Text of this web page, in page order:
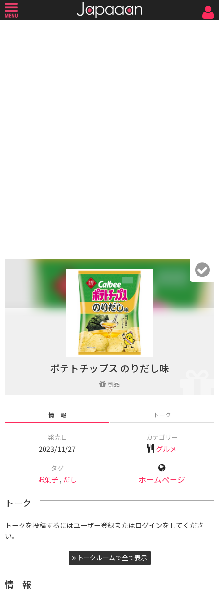
ポテトチップス のりだし味
商品
情 報 トーク
発売日
2023/11/27
カテゴリー
グルメ
タグ
お菓子, だし ホームページ
トーク
トークを投稿するにはユーザー登録またはログインをしてくださ
い。
トークルームで全て表示
情 報